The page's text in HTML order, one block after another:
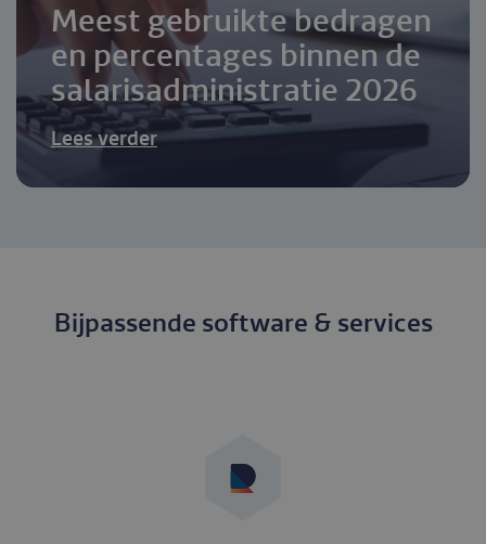
Meest gebruikte bedragen
en percentages binnen de
salarisadministratie 2026
Lees verder
Bijpassende software & services